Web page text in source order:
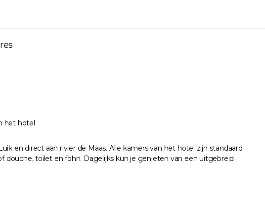
het hotel
en direct aan rivier de Maas. Alle kamers van het hotel zijn standaard
douche, toilet en föhn. Dagelijks kun je genieten van een uitgebreid